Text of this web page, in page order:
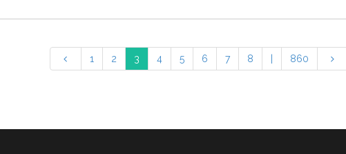
1 2 3 4 5 6 7 8 860